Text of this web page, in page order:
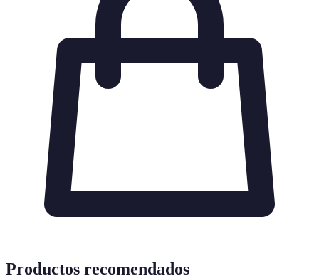
Productos recomendados